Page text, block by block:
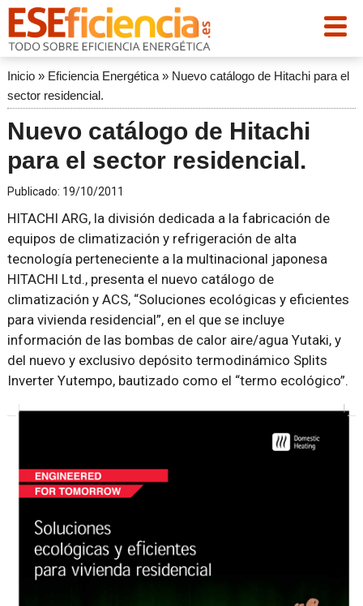
Inicio» Eficiencia Energética» Nuevo catálogo de Hitachi para el
sector residencial.
Nuevo catálogo de Hitachi
para el sector residencial.
Publicado: 19/10/2011
HITACHI ARG, la división dedicada a la fabricación de
equipos de climatización y refrigeración de alta
tecnología perteneciente a la multinacional japonesa
HITACHI Ltd., presenta el nuevo catálogo de
climatización y ACS, “Soluciones ecológicas y eficientes
para vivienda residencial”, en el que se incluye
información de las bombas de calor aire/agua Yutaki, y
del nuevo y exclusivo depósito termodinámico Splits
Inverter Yutempo, bautizado como el “termo ecológico”.